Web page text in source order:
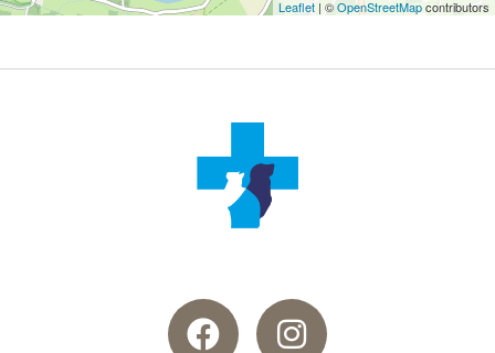
Leaflet| ©OpenStreetMapcontributors